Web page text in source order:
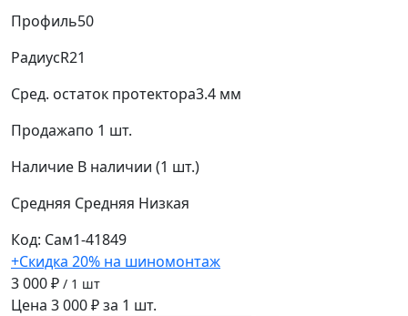
Профиль50
РадиусR21
Сред. остаток протектора3.4 мм
Продажапо 1 шт.
Наличие В наличии (1 шт.)
Средняя Средняя Низкая
Код: Сам1-41849
+Скидка 20% на шиномонтаж
3 000 ₽ / 1 шт
Цена 3 000 ₽ за 1 шт.